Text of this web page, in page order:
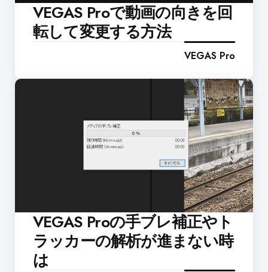
VEGAS Proで動画の向きを回
転して変更する方法
VEGAS Pro
VEGAS Proの手ブレ補正やト
ラッカーの解析が進まない時
は